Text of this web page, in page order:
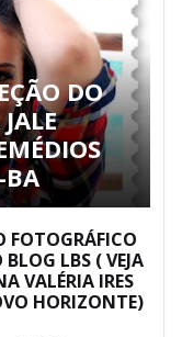
DO
BA
FOTOGRÁFICO
BLOG LBS ( VEJA
VALÉRIA IRES
HORIZONTE)